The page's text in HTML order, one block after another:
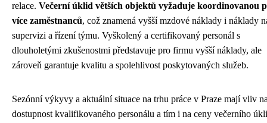
relace. Večerní úklid větších objektů vyžaduje koordinovanou
více zaměstnanců, což znamená vyšší mzdové náklady i náklady
supervizi a řízení týmu. Vyškolený a certifikovaný personál s
dlouholetými zkušenostmi představuje pro firmu vyšší náklady, ale
zároveň garantuje kvalitu a spolehlivost poskytovaných služeb.
Sezónní výkyvy a aktuální situace na trhu práce v Praze mají vliv
dostupnost kvalifikovaného personálu a tím i na ceny večerního